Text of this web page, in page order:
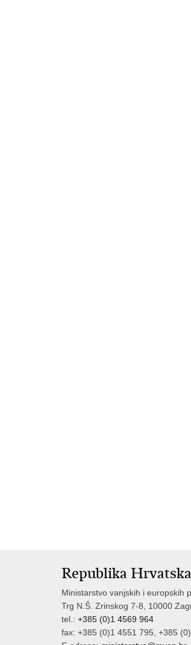
Republika Hrvatska
Ministarstvo vanjskih i europskih
Trg N.Š. Zrinskog 7-8, 10000
tel.: +385 (0)1 4569 964
fax: +385 (0)1 4551 795, +385